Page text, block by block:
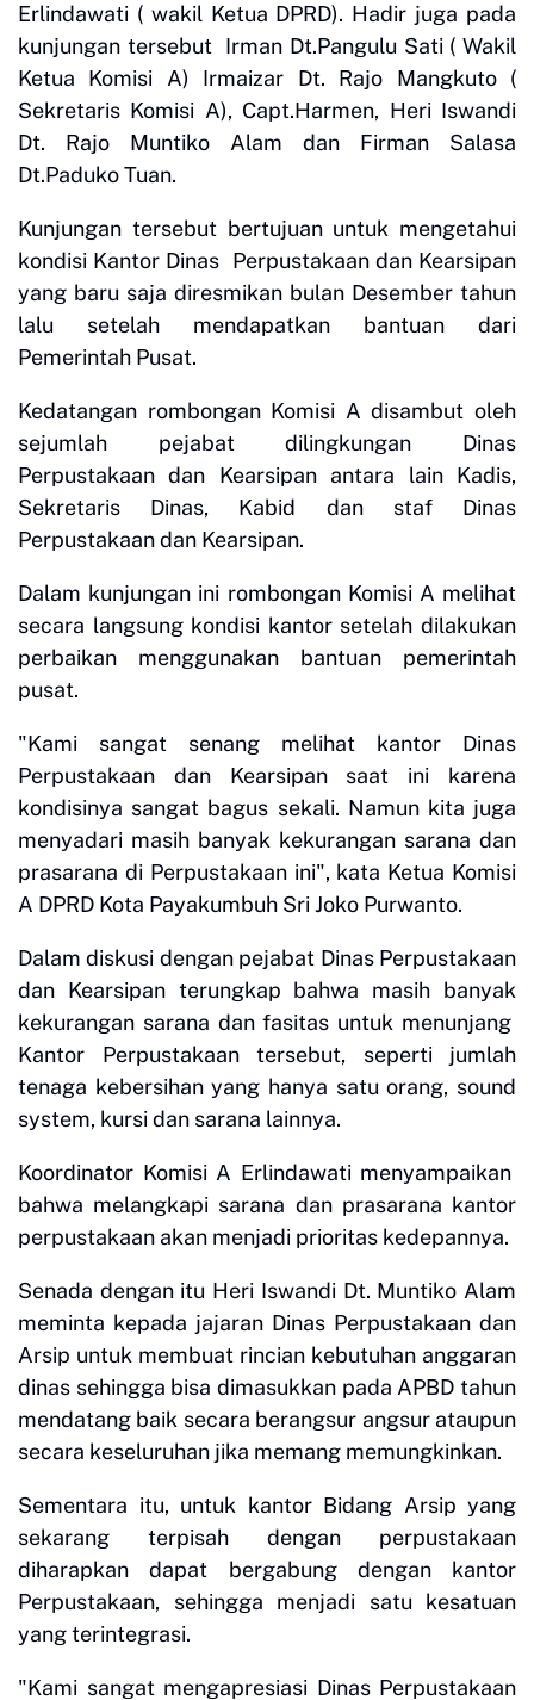
Erlindawati ( wakil Ketua DPRD). Hadir juga pada
kunjungan tersebut Irman Dt.Pangulu Sati ( Wakil
Ketua Komisi A) Irmaizar Dt. Rajo Mangkuto (
Sekretaris Komisi A), Capt.Harmen, Heri Iswandi
Dt. Rajo Muntiko Alam dan Firman Salasa
Dt.Paduko Tuan.
Kunjungan tersebut bertujuan untuk mengetahui
kondisi Kantor Dinas Perpustakaan dan Kearsipan
yang baru saja diresmikan bulan Desember tahun
lalu setelah mendapatkan bantuan dari
Pemerintah Pusat.
Kedatangan rombongan Komisi A disambut oleh
sejumlah pejabat dilingkungan Dinas
Perpustakaan dan Kearsipan antara lain Kadis,
Sekretaris Dinas, Kabid dan staf Dinas
Perpustakaan dan Kearsipan.
Dalam kunjungan ini rombongan Komisi A melihat
secara langsung kondisi kantor setelah dilakukan
perbaikan menggunakan bantuan pemerintah
pusat.
"Kami sangat senang melihat kantor Dinas
Perpustakaan dan Kearsipan saat ini karena
kondisinya sangat bagus sekali. Namun kita juga
menyadari masih banyak kekurangan sarana dan
prasarana di Perpustakaan ini", kata Ketua Komisi
A DPRD Kota Payakumbuh Sri Joko Purwanto.
Dalam diskusi dengan pejabat Dinas Perpustakaan
dan Kearsipan terungkap bahwa masih banyak
kekurangan sarana dan fasitas untuk menunjang
Kantor Perpustakaan tersebut, seperti jumlah
tenaga kebersihan yang hanya satu orang, sound
system, kursi dan sarana lainnya.
Koordinator Komisi A Erlindawati menyampaikan
bahwa melangkapi sarana dan prasarana kantor
perpustakaan akan menjadi prioritas kedepannya.
Senada dengan itu Heri Iswandi Dt. Muntiko Alam
meminta kepada jajaran Dinas Perpustakaan dan
Arsip untuk membuat rincian kebutuhan anggaran
dinas sehingga bisa dimasukkan pada APBD tahun
mendatang baik secara berangsur angsur ataupun
secara keseluruhan jika memang memungkinkan.
Sementara itu, untuk kantor Bidang Arsip yang
sekarang terpisah dengan perpustakaan
diharapkan dapat bergabung dengan kantor
Perpustakaan, sehingga menjadi satu kesatuan
yang terintegrasi.
"Kami sangat mengapresiasi Dinas Perpustakaan